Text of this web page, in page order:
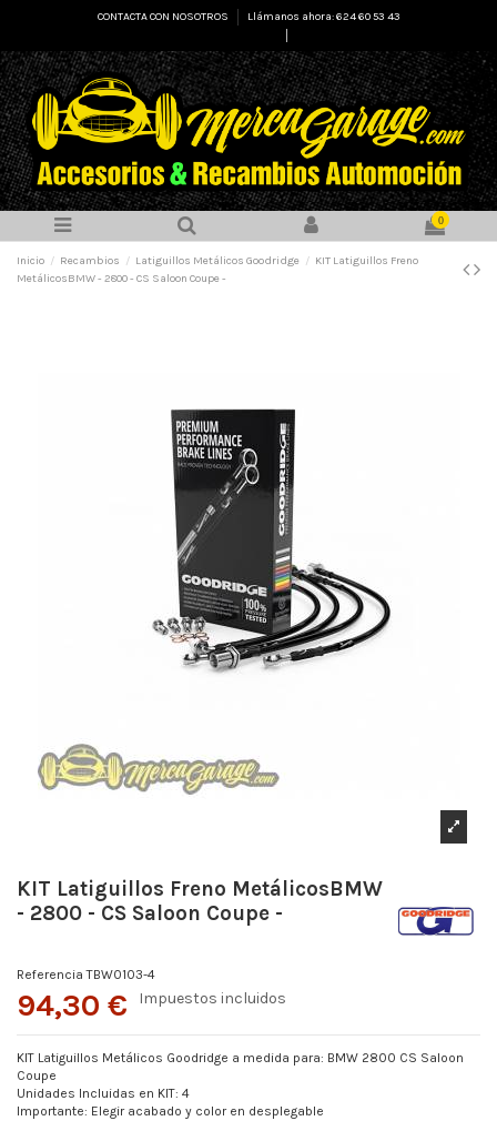
CONTACTA CON NOSOTROS
Llámanos ahora: 624 60 53 43
0
Inicio Recambios Latiguillos Metálicos Goodridge
KIT Latiguillos Freno
MetálicosBMW - 2800 - CS Saloon Coupe -
KIT Latiguillos Freno MetálicosBMW
- 2800 - CS Saloon Coupe -
Referencia TBW0103-4
94,30 € Impuestos incluidos
KIT Latiguillos Metálicos Goodridge a medida para: BMW 2800 CS Saloon
Coupe
Unidades Incluidas en KIT: 4
Importante: Elegir acabado y color en desplegable